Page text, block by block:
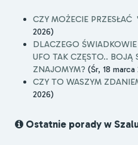
CZY MOŻECIE
2026)
DLACZEGO
UFO TAK CZĘSTO..
ZNAJOMYM? (Śr, 18 marca
CZY TO WASZYM
2026)
Ostatnie porady w